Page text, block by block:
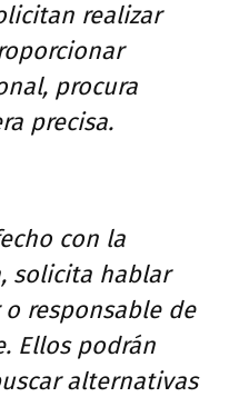
realizar
procura
precisa.
con la
solicita hablar
responsable de
Ellos podrán
alternativas